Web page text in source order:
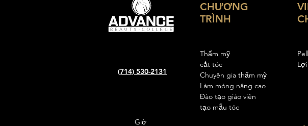
(714) 530-2131
Giờ
CHƯƠNG
TRÌNH
Thẩm mỹ
cắt tóc
Chuyên gia thẩm mỹ
Làm móng nâng cao
Đào tạo giáo viên
tạo mẫu tóc